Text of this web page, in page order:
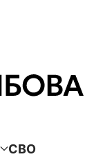
СВО